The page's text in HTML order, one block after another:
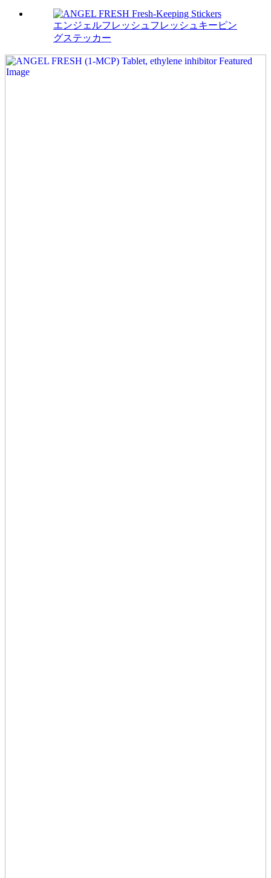
エンジェルフレッシュフレッシュキーピン
グステッカー